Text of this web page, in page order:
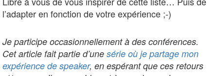
l’adapter en fonction de votre expérience ;-)
Je participe occasionnellement à des conférences.
Cet article fait partie d’une série où je partage mon
expérience de speaker, en espérant que ces retours